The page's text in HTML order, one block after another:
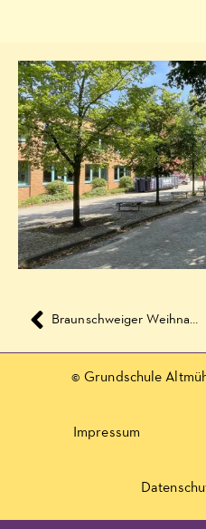
Braunschweiger Weihnachtsmarkt 2017 | Weihnachtswerkstatt für Kinder
© Grundschule
Impressum